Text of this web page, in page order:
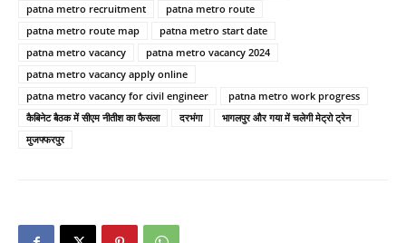
patna metro recruitment
patna metro route
patna metro route map
patna metro start date
patna metro vacancy
patna metro vacancy 2024
patna metro vacancy apply online
patna metro vacancy for civil engineer
patna metro work progress
कैबिनेट बैठक में सीएम नीतीश का फैसला
दरभंगा
भागलपुर और गया में चलेगी मेट्रो ट्रेन
मुजफ्फरपुर